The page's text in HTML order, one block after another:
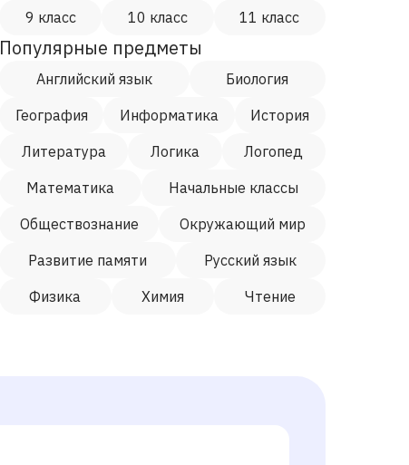
9 класс
10 класс 11 класс
Популярные предметы
Английский язык
Биология
География
Информатика
История
Литература
Логика
Логопед
Математика
Начальные классы
Обществознание
Окружающий мир
Развитие памяти
Русский язык
Физика
Химия Чтение